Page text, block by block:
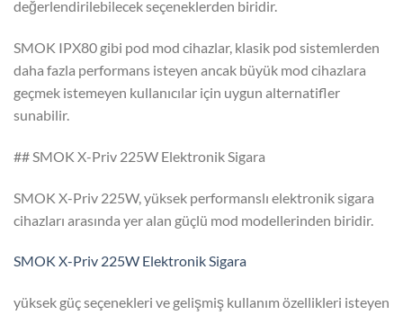
değerlendirilebilecek seçeneklerden biridir.
SMOK IPX80 gibi pod mod cihazlar, klasik pod sistemlerden
daha fazla performans isteyen ancak büyük mod cihazlara
geçmek istemeyen kullanıcılar için uygun alternatifler
sunabilir.
## SMOK X-Priv 225W Elektronik Sigara
SMOK X-Priv 225W, yüksek performanslı elektronik sigara
cihazları arasında yer alan güçlü mod modellerinden biridir.
SMOK X-Priv 225W Elektronik Sigara
yüksek güç seçenekleri ve gelişmiş kullanım özellikleri isteyen